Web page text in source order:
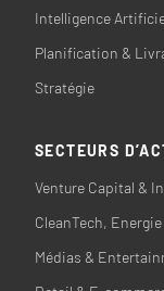
Intelligence
Planification &
Stratégie
SECTEURS
Venture Capital &
CleanTech,
Médias &